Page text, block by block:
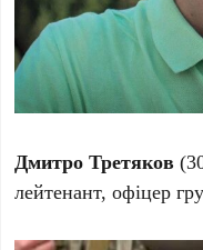
Дмитро Третяков
лейтенант, офіцер